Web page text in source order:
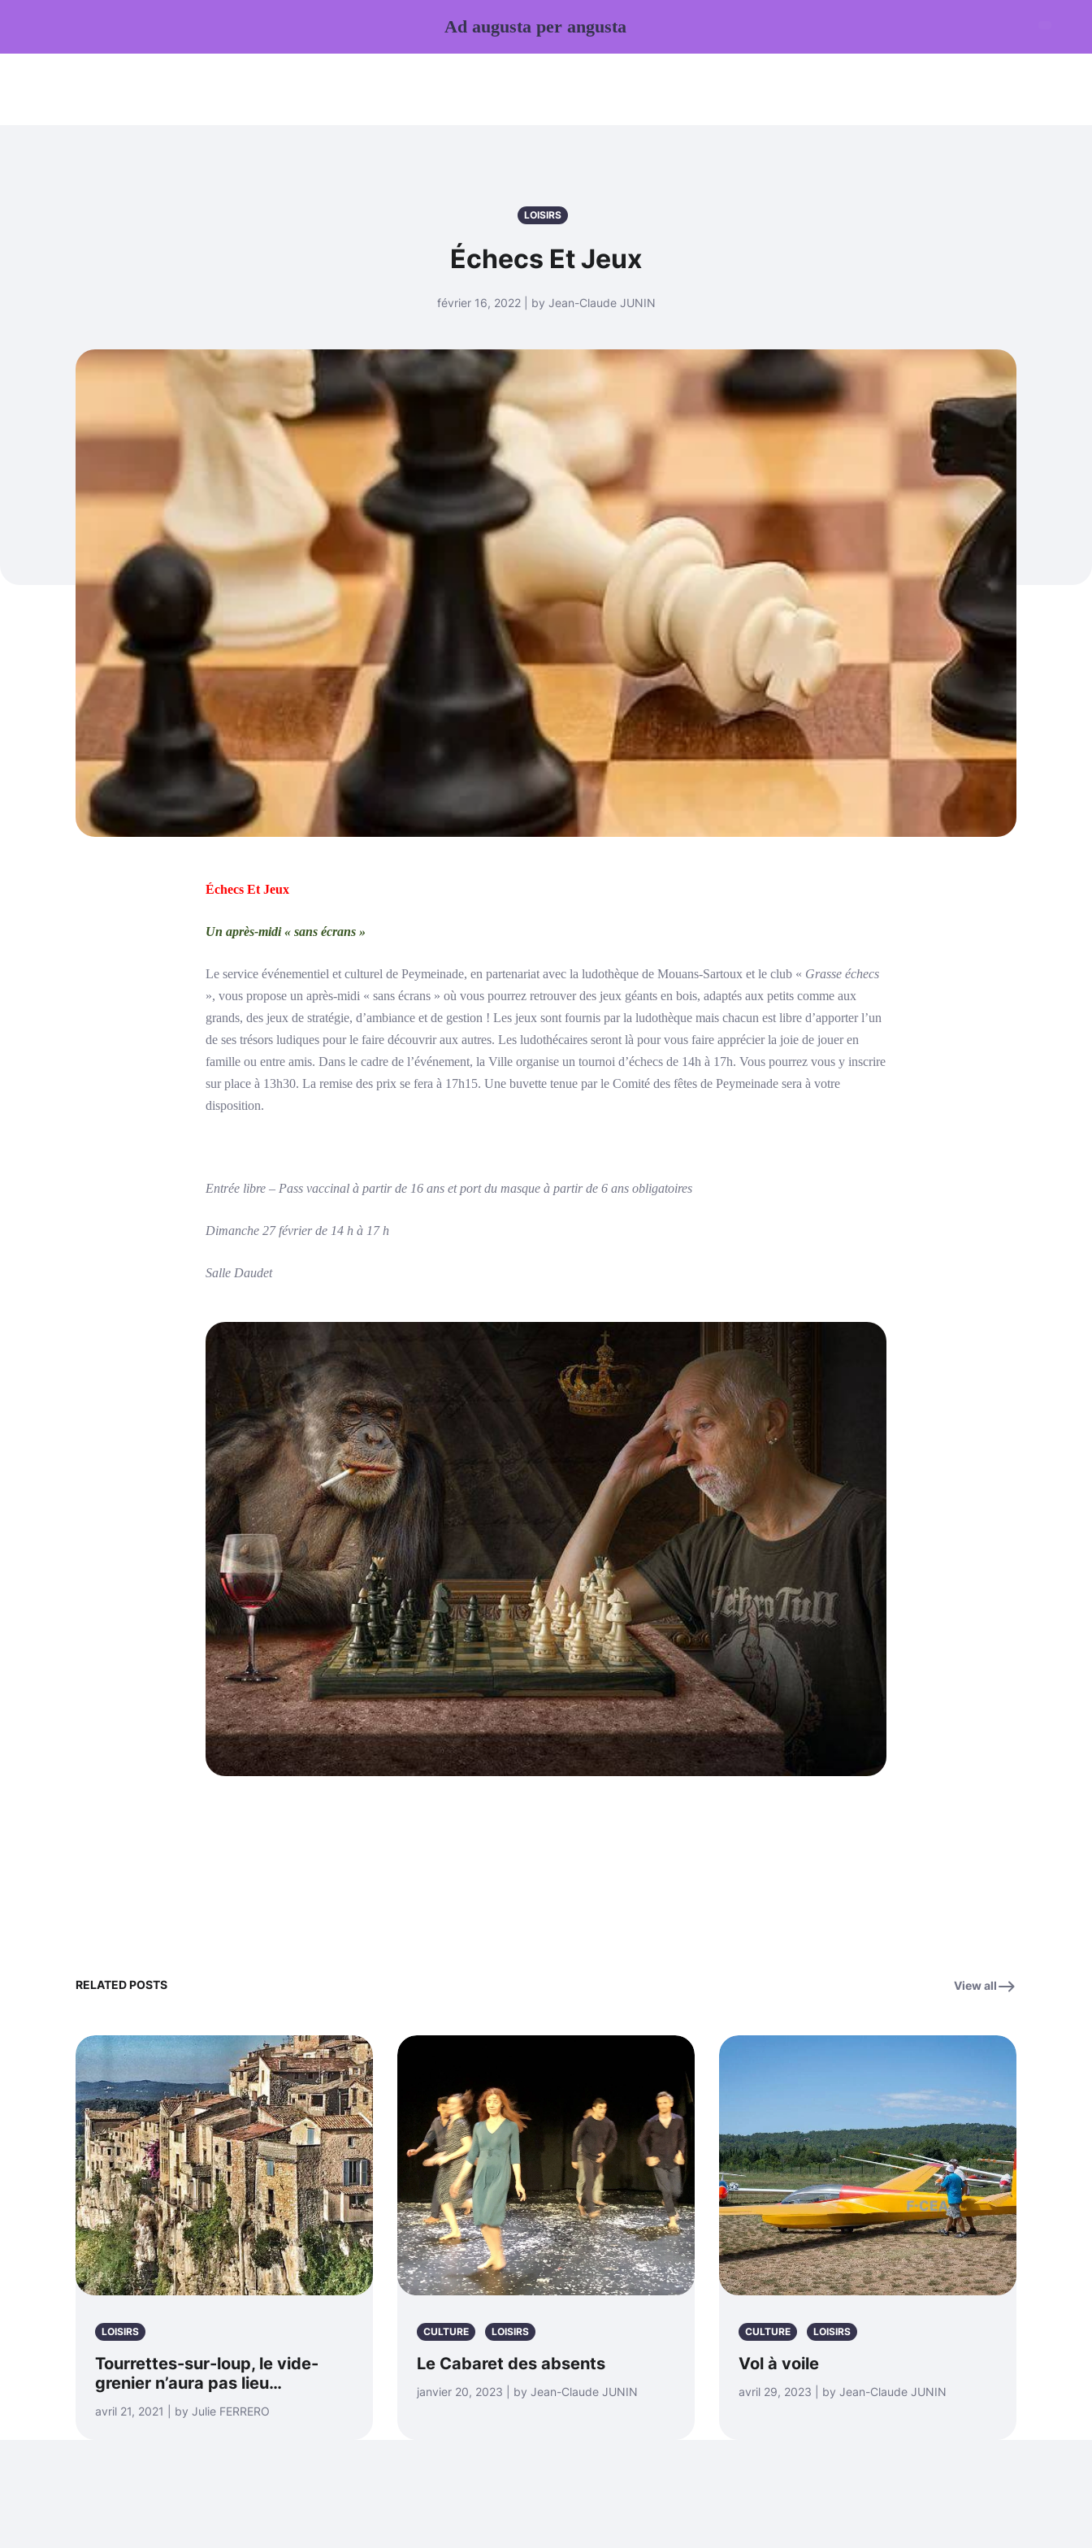
LOISIRS
Échecs Et Jeux
février 16, 2022 | by Jean-Claude JUNIN
Échecs Et Jeux
Un après-midi « sans écrans »
Le service événementiel et culturel de Peymeinade, en partenariat avec la ludothèque de Mouans-Sartoux et le club « Grasse échecs
», vous propose un après-midi « sans écrans » où vous pourrez retrouver des jeux géants en bois, adaptés aux petits comme aux
grands, des jeux de stratégie, d’ambiance et de gestion ! Les jeux sont fournis par la ludothèque mais chacun est libre d’apporter l’un
de ses trésors ludiques pour le faire découvrir aux autres. Les ludothécaires seront là pour vous faire apprécier la joie de jouer en
famille ou entre amis. Dans le cadre de l’événement, la Ville organise un tournoi d’échecs de 14h à 17h. Vous pourrez vous y inscrire
sur place à 13h30. La remise des prix se fera à 17h15. Une buvette tenue par le Comité des fêtes de Peymeinade sera à votre
disposition.
Entrée libre – Pass vaccinal à partir de 16 ans et port du masque à partir de 6 ans obligatoires
Dimanche 27 février de 14 h à 17 h
Salle Daudet
RELATED POSTS View all
LOISIRS
Tourrettes-sur-loup, le vide-
grenier n’aura pas lieu…
avril 21, 2021 | by Julie FERRERO
CULTURE LOISIRS
Le Cabaret des absents
janvier 20, 2023 | by Jean-Claude JUNIN
CULTURE LOISIRS
Vol à voile
avril 29, 2023 | by Jean-Claude JUNIN
Ad augusta per angusta